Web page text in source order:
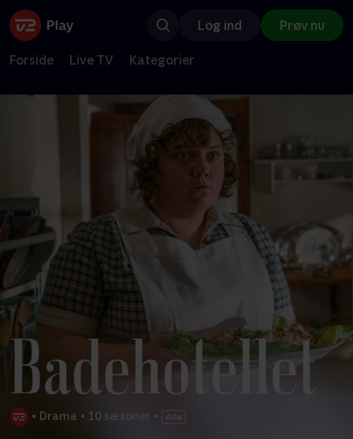
Log ind Prøv nu
Forside Live TV Kategorier
• Drama • 10 sæsoner •